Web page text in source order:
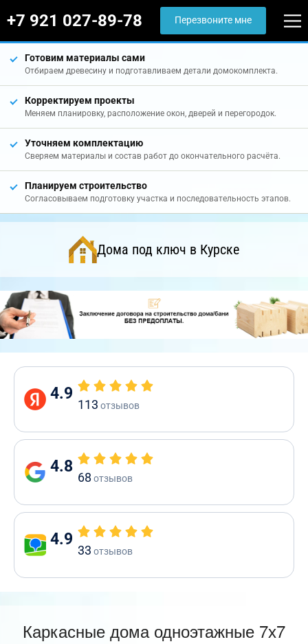
+7 921 027-89-78 Перезвоните мне
Готовим материалы сами
Отбираем древесину и подготавливаем детали домокомплекта.
Корректируем проекты
Меняем планировку, расположение окон, дверей и перегородок.
Уточняем комплектацию
Сверяем материалы и состав работ до окончательного расчёта.
Планируем строительство
Согласовываем подготовку участка и последовательность этапов.
Дома под ключ в Курске
4.9
113 отзывов
4.8
68 отзывов
4.9
33 отзывов
Каркасные дома одноэтажные 7х7